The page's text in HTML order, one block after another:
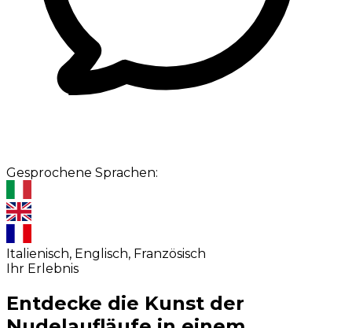
Gesprochene Sprachen:
Italienisch, Englisch, Französisch
Ihr Erlebnis
Entdecke die Kunst der